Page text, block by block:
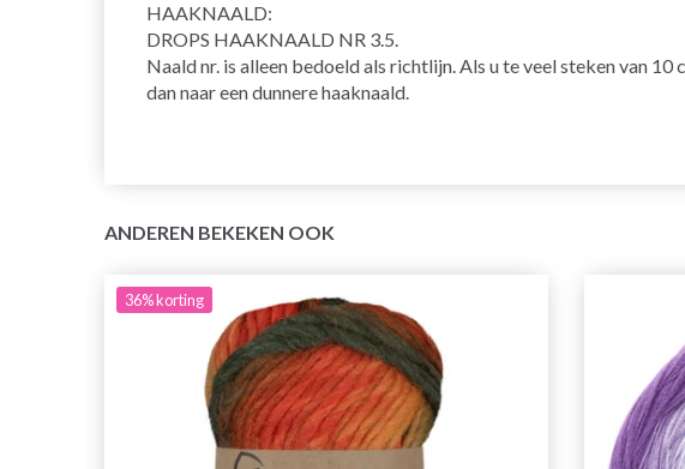
HAAKNAALD:
DROPS HAAKNAALD NR 3.5.
Naald nr. is alleen bedoeld als richtlijn. Als u te veel steken van
dan naar een dunnere haaknaald.
ANDEREN BEKEKEN OOK
36%korting